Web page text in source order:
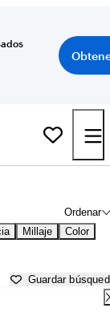
Ordenar
Millaje Color
Guardar